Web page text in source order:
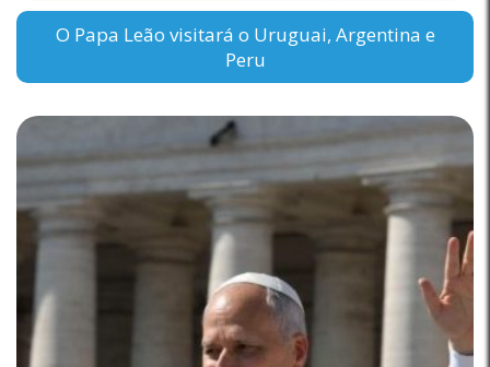
O Papa Leão visitará o Uruguai, Argentina e
Peru